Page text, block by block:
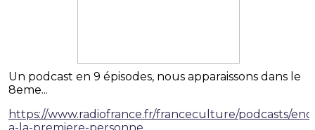
Un podcast en 9 épisodes, nous apparaissons dans le
8eme...
https://www.radiofrance.fr/franceculture/podcasts/